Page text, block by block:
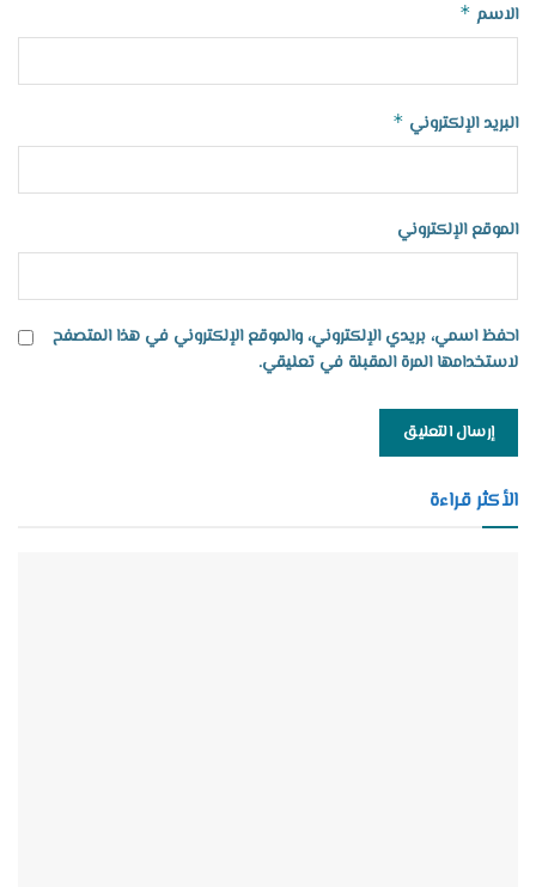
الاسم *
البريد الإلكتروني *
الموقع الإلكتروني
احفظ اسمي، بريدي الإلكتروني، والموقع الإلكتروني في هذا المتصفح
لاستخدامها المرة المقبلة في تعليقي.
الأكثر قراءة